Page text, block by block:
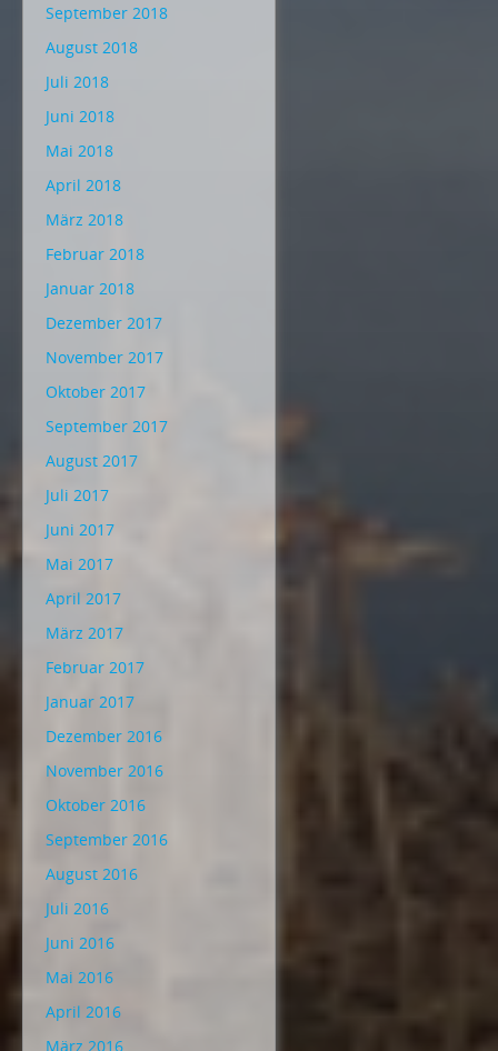
September 2018
August 2018
Juli 2018
Juni 2018
Mai 2018
April 2018
März 2018
Februar 2018
Januar 2018
Dezember 2017
November 2017
Oktober 2017
September 2017
August 2017
Juli 2017
Juni 2017
Mai 2017
April 2017
März 2017
Februar 2017
Januar 2017
Dezember 2016
November 2016
Oktober 2016
September 2016
August 2016
Juli 2016
Juni 2016
Mai 2016
April 2016
März 2016